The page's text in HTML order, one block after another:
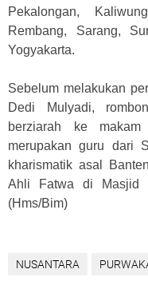
Pekalongan,
Rembang, Sarang,
Yogyakarta.
Sebelum melakukan
Dedi Mulyadi,
berziarah ke
merupakan guru dari
kharismatik asal
Ahli Fatwa di Masjid
(Hms/Bim)
NUSANTARA